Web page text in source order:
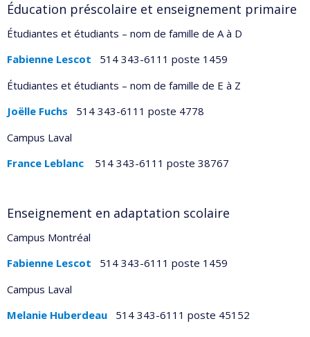
Éducation préscolaire et enseignement primaire
Étudiantes et étudiants – nom de famille de A à D
Fabienne Lescot 514 343-6111 poste 1459
Étudiantes et étudiants – nom de famille de E à Z
Joëlle Fuchs 514 343-6111 poste 4778
Campus Laval
France Leblanc 514 343-6111 poste 38767
Enseignement en adaptation scolaire
Campus Montréal
Fabienne Lescot
514 343-6111 poste 1459
Campus Laval
Melanie Huberdeau 514 343-6111 poste 45152